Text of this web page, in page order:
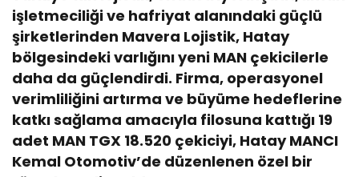
işletmeciliği ve hafriyat alanındaki güçlü
şirketlerinden Mavera Lojistik, Hatay
bölgesindeki varlığını yeni MAN çekicilerle
daha da güçlendirdi. Firma, operasyonel
verimliliğini artırma ve büyüme hedeflerine
katkı sağlama amacıyla filosuna kattığı 19
adet MAN TGX 18.520 çekiciyi, Hatay MANCI
Kemal Otomotiv’de düzenlenen özel bir